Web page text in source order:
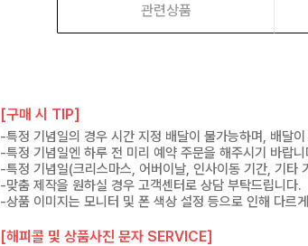
관련상품
[구매 시 TIP]
-특정 기념일의 경우 시간 지정 배달이 불가능하며, 배달
-특정 기념일엔 하루 전 미리 예약 주문을 해주시기 바랍니
-특정 기념일(크리스마스, 어버이날, 인사이동 기간, 기타
-맞춤 제작을 원하실 경우 고객센터로 상담 부탁드립니다.
-상품 이미지는 모니터 및 폰 색상 설정 등으로 인해 다르
[해피콜 및 상품사진 문자 SERVICE]